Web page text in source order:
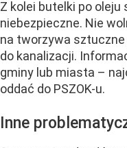
Z kolei butelki po
niebezpieczne. Nie
na tworzywa
do kanalizacji.
gminy lub miasta –
oddać do PSZOK-u.
Inne